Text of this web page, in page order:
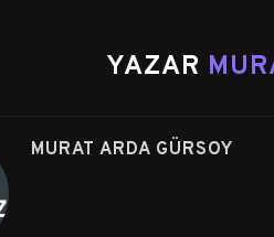
YAZAR
MURAT ARDA GÜRSOY